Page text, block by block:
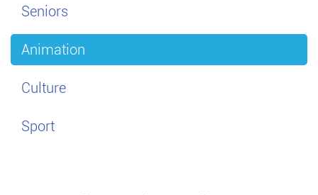
Seniors
Animation
Culture
Sport